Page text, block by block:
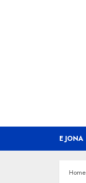
E JONA
Home